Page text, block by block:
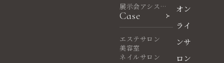
展示会アシスタ
ント
Case
エステサロン
美容室
ネイルサロン
オン
ライ
ンサ
ロン